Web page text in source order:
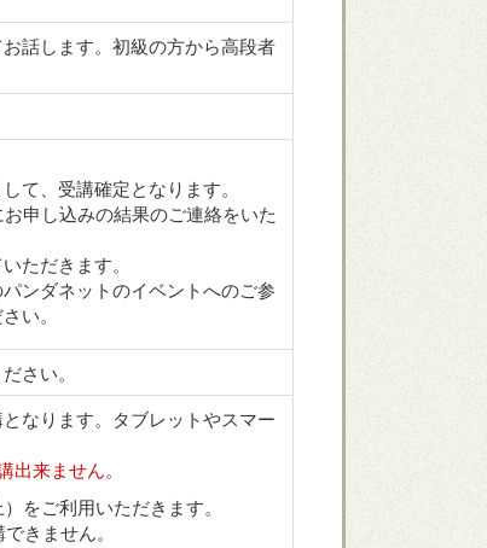
話します。初級の方から高段者
て、受講確定となります。
申し込みの結果のご連絡をいた
ただきます。
ンダネットのイベントへのご参
い。
さい。
なります。タブレットやスマー
来ません。
をご利用いただきます。
きません。